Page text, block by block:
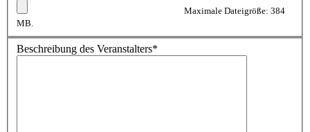
Maximale Dateigröße: 384
MB.
Beschreibung des Veranstalters*